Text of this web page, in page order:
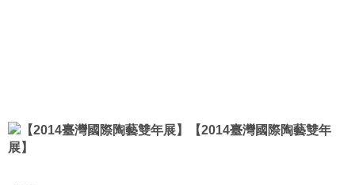
【2014臺灣國際陶藝雙年
展】